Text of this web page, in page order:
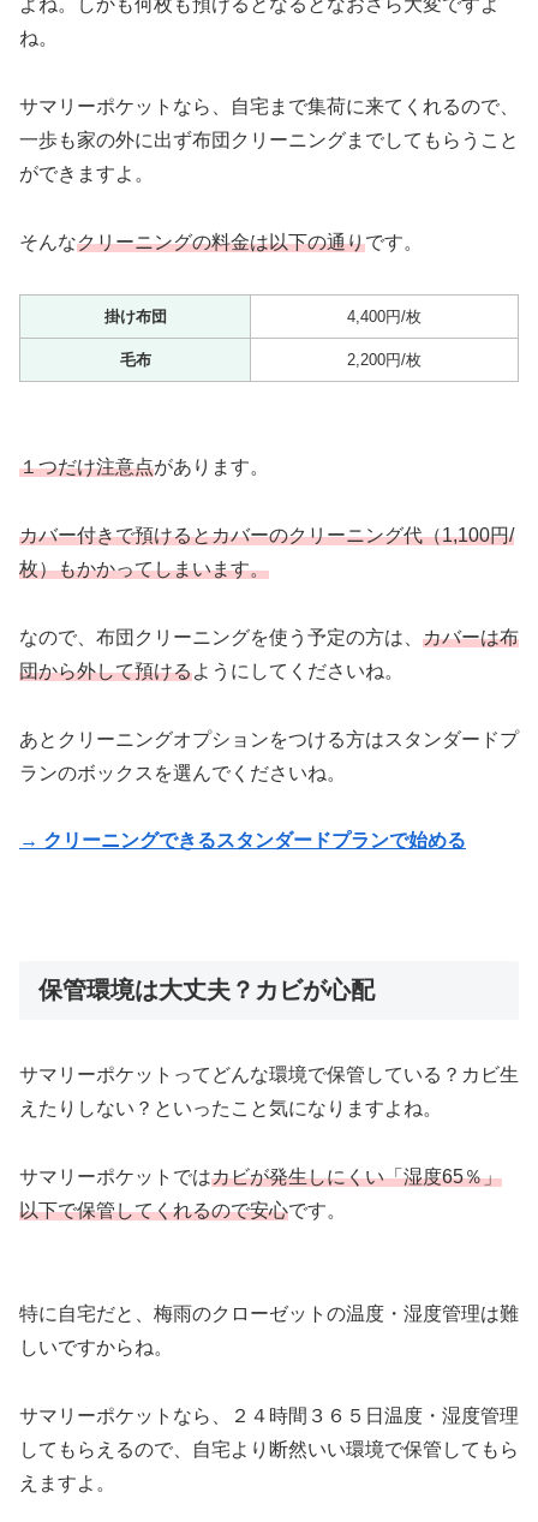
よね。しかも何枚も預けるとなるとなおさら大変ですよ
ね。
サマリーポケットなら、自宅まで集荷に来てくれるので、
一歩も家の外に出ず布団クリーニングまでしてもらうこと
ができますよ。
そんなクリーニングの料金は以下の通りです。
掛け布団 4,400円/枚
毛布 2,200円/枚
１つだけ注意点があります。
カバー付きで預けるとカバーのクリーニング代（1,100円/
枚）もかかってしまいます。
なので、布団クリーニングを使う予定の方は、 カバーは布
団から外して預けるようにしてくださいね。
あとクリーニングオプションをつける方はスタンダードプ
ランのボックスを選んでくださいね。
→ クリーニングできるスタンダードプランで始める
保管環境は大丈夫？カビが心配
サマリーポケットってどんな環境で保管している？カビ生
えたりしない？といったこと気になりますよね。
サマリーポケットではカビが発生しにくい「湿度65％」
以下で保管してくれるので安心です。
特に自宅だと、梅雨のクローゼットの温度・湿度管理は難
しいですからね。
サマリーポケットなら、２４時間３６５日温度・湿度管理
してもらえるので、自宅より断然いい環境で保管してもら
えますよ。